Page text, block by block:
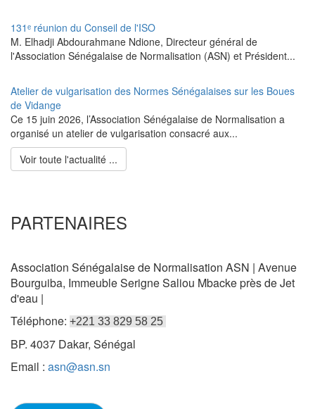
131ᵉ réunion du Conseil de l'ISO
M. Elhadji Abdourahmane Ndione, Directeur général de
l'Association Sénégalaise de Normalisation (ASN) et Président...
Atelier de vulgarisation des Normes Sénégalaises sur les Boues
de Vidange
Ce 15 juin 2026, l’Association Sénégalaise de Normalisation a
organisé un atelier de vulgarisation consacré aux...
Voir toute l'actualité ...
PARTENAIRES
Association Sénégalaise de Normalisation ASN | Avenue
Bourguiba, Immeuble Serigne Saliou Mbacke près de Jet
d'eau |
Téléphone: +221 33 829 58 25
BP. 4037 Dakar, Sénégal
Email : asn@asn.sn